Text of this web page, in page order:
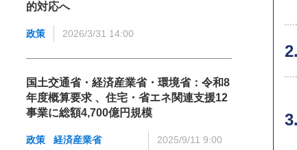
的対応へ
政策 2026/3/31 14:00
国土交通省・経済産業省・環境省：令和8
年度概算要求 、住宅・省エネ関連支援12
事業に総額4,700億円規模
政策
経済産業省
2025/9/11 9:00